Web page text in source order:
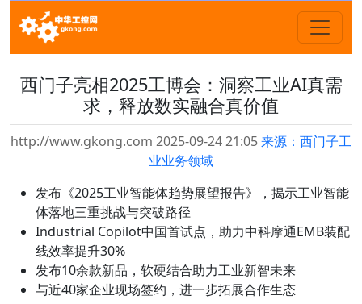
西门子亮相2025工博会：洞察工业AI真需
求，释放数实融合真价值
http://www.gkong.com 2025-09-24 21:05来源：西门子工
业业务领域
发布《2025工业智能体趋势展望报告》，揭示工业智能
体落地三重挑战与突破路径
​​Industrial Copilot中国首试点，助力中科摩通EMB装配
线效率提升30%
发布10余款新品，软硬结合助力工业新智未来
与近40家企业现场签约，进一步拓展合作生态